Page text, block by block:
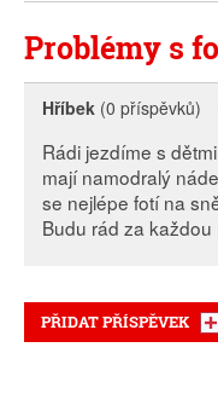
Problémy s
Hříbek (0 příspěvků)
Rádi jezdíme s
mají namodralý
se nejlépe fotí na
Budu rád za každou
PŘIDAT PŘÍSPĚVEK